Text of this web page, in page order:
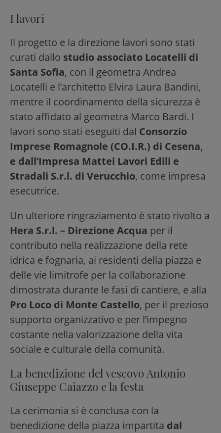
I lavori
Il progetto e la direzione lavori sono stati
curati dallo studio associato Locatelli di
Santa Sofia, con il geometra Andrea
Locatelli e l’architetto Elvira Laura Bandini,
mentre il coordinamento della sicurezza è
stato affidato al geometra Marco Bardi. I
lavori sono stati eseguiti dal Consorzio
Imprese Romagnole (CO.I.R.) di Cesena,
e dall’Impresa Mattei Lavori Edili e
Stradali S.r.l. di Verucchio, come impresa
esecutrice.
Un ulteriore ringraziamento è stato rivolto a
Hera S.r.l. – Direzione Acqua per il
contributo nella realizzazione della rete
idrica e fognaria, ai residenti della piazza e
delle vie limitrofe per la collaborazione
dimostrata durante le fasi di cantiere, e alla
Pro Loco di Monte Castello, per il prezioso
supporto organizzativo e per l’impegno
costante nella valorizzazione della vita
sociale e culturale della comunità.
La benedizione del vescovo Antonio
Giuseppe Caiazzo e la festa
La cerimonia si è conclusa con la
benedizione della piazza impartita dal